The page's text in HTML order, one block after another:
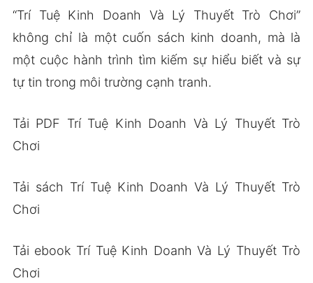
“Trí Tuệ Kinh Doanh Và Lý Thuyết Trò Chơi”
không chỉ là một cuốn sách kinh doanh, mà là
một cuộc hành trình tìm kiếm sự hiểu biết và sự
tự tin trong môi trường cạnh tranh.
Tải PDF Trí Tuệ Kinh Doanh Và Lý Thuyết Trò
Chơi
Tải sách Trí Tuệ Kinh Doanh Và Lý Thuyết Trò
Chơi
Tải ebook Trí Tuệ Kinh Doanh Và Lý Thuyết Trò
Chơi